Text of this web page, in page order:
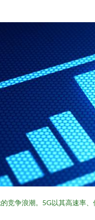
竞争浪潮。5G以其高速率